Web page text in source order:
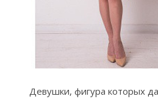
Девушки, фигура которых